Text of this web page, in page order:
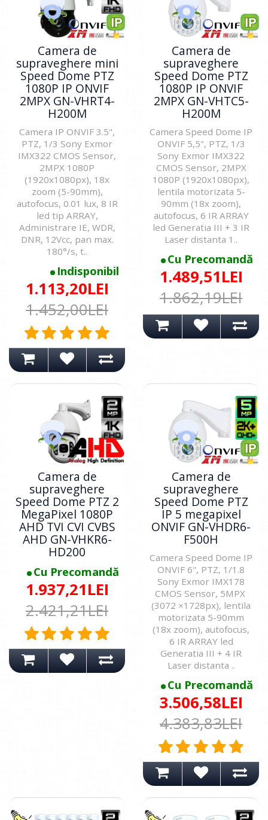
Camera de
supraveghere mini
Speed Dome PTZ
1080P IP ONVIF
2MPX GN-VHRT4-
H200M
Camera IP ONVIF 3.5",
PTZ, 1/3 Sony Exmor
IMX322 CMOS Sensor,
2MPX 1080P
(1920x1080px), 18x
zoom (5-90mm),
autofocus, 0.01 lux, 8 IR
led tip ARRAY,
Administrare IE, WDR,
DNR, 12Vcc, pan max.
180°/s, t..
Indisponibil
1.113,20LEI
1.452,00LEI
Camera de
supraveghere
Speed Dome PTZ
1080P IP ONVIF
2MPX GN-VHTC5-
H200M
Camera Speed Dome IP
ONVIF 5,5", PTZ, 1/3
Sony Exmor IMX322
CMOS Sensor, 2MPX
1080P (1920x1080px),
lentila motorizata 5-
90mm (18x zoom),
autofocus, 6 IR ARRAY
led Generatia III + 3 IR
Laser distanta 1..
Cu Precomandă
1.489,51LEI
1.862,19LEI
Camera de
supraveghere
Speed Dome PTZ 2
MegaPixel 1080P
AHD TVI CVI CVBS
AHD GN-VHKR6-
HD200
Cu Precomandă
1.937,21LEI
2.421,21LEI
Camera de
supraveghere
Speed Dome PTZ
IP 5 megapixel
ONVIF GN-VHDR6-
F500H
Camera Speed Dome IP
ONVIF 6", PTZ, 1/1.8
Sony Exmor IMX178
CMOS Sensor, 5MPX
(3072 ×1728px), lentila
motorizata 5-90mm
(18x zoom), autofocus,
6 IR ARRAY led
Generatia III + 4 IR
Laser distanta ..
Cu Precomandă
3.506,58LEI
4.383,83LEI